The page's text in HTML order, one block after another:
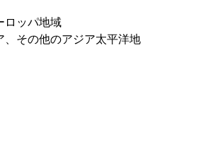
ロッパ地域
、その他のアジア太平洋地